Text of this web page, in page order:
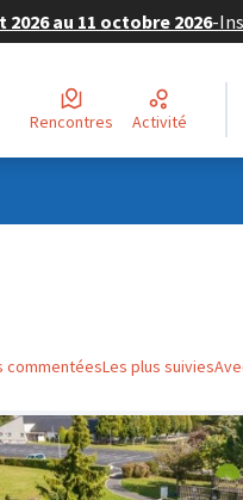
au 11 octobre 2026-
Rencontres Activité
commentéesLes plus suivies